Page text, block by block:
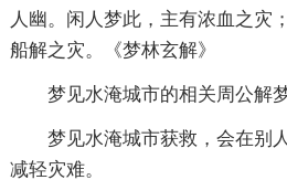
人幽。闲人梦此，主有浓血之灾
船解之灾。《梦林玄解》
梦见水淹城市的相关周公解
梦见水淹城市获救，会在别
减轻灾难。